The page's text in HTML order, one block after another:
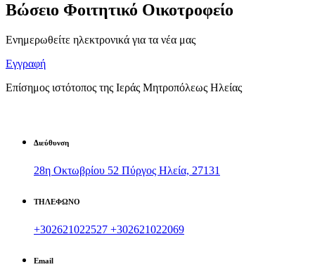
Βώσειο Φοιτητικό Οικοτροφείο
Ενημερωθείτε ηλεκτρονικά για τα νέα μας
Εγγραφή
Επίσημος ιστότοπος της Ιεράς Μητροπόλεως Ηλείας
Διεύθυνση
28η Οκτωβρίου 52 Πύργος Ηλεία, 27131
ΤΗΛΕΦΩΝΟ
+302621022527 +302621022069
Email